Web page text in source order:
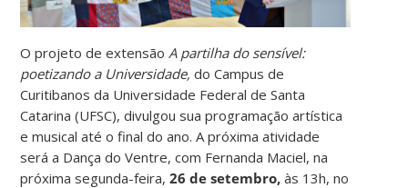
O projeto de extensão A partilha do sensível:
poetizando a Universidade,do Campus de
Curitibanosda Universidade Federal de Santa
Catarina (UFSC), divulgou sua programação artística
e musical até o final do ano. A próxima atividade
será a Dança do Ventre, com Fernanda Maciel, na
próxima segunda-feira,26 de setembro,às 13h, no